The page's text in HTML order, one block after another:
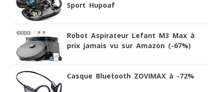
Sport Hupoaf
Robot Aspirateur Lefant M3 Max à
prix jamais vu sur Amazon (-67%)
Casque Bluetooth ZOVIMAX à -72%